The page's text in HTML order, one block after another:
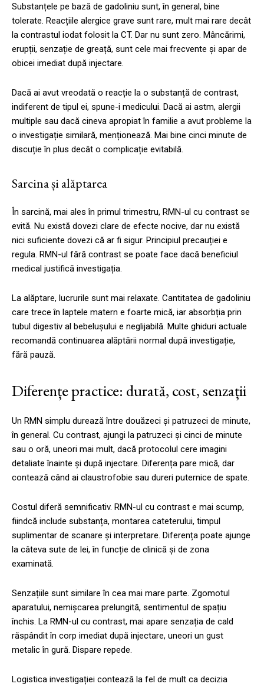
Substanțele pe bază de gadoliniu sunt, în general, bine
tolerate. Reacțiile alergice grave sunt rare, mult mai rare decât
la contrastul iodat folosit la CT. Dar nu sunt zero. Mâncărimi,
erupții, senzație de greață, sunt cele mai frecvente și apar de
obicei imediat după injectare.
Dacă ai avut vreodată o reacție la o substanță de contrast,
indiferent de tipul ei, spune-i medicului. Dacă ai astm, alergii
multiple sau dacă cineva apropiat în familie a avut probleme la
o investigație similară, menționează. Mai bine cinci minute de
discuție în plus decât o complicație evitabilă.
Sarcina și alăptarea
În sarcină, mai ales în primul trimestru, RMN-ul cu contrast se
evită. Nu există dovezi clare de efecte nocive, dar nu există
nici suficiente dovezi că ar fi sigur. Principiul precauției e
regula. RMN-ul fără contrast se poate face dacă beneficiul
medical justifică investigația.
La alăptare, lucrurile sunt mai relaxate. Cantitatea de gadoliniu
care trece în laptele matern e foarte mică, iar absorbția prin
tubul digestiv al bebelușului e neglijabilă. Multe ghiduri actuale
recomandă continuarea alăptării normal după investigație,
fără pauză.
Diferențe practice: durată, cost, senzații
Un RMN simplu durează între douăzeci și patruzeci de minute,
în general. Cu contrast, ajungi la patruzeci și cinci de minute
sau o oră, uneori mai mult, dacă protocolul cere imagini
detaliate înainte și după injectare. Diferența pare mică, dar
contează când ai claustrofobie sau dureri puternice de spate.
Costul diferă semnificativ. RMN-ul cu contrast e mai scump,
fiindcă include substanța, montarea cateterului, timpul
suplimentar de scanare și interpretare. Diferența poate ajunge
la câteva sute de lei, în funcție de clinică și de zona
examinată.
Senzațiile sunt similare în cea mai mare parte. Zgomotul
aparatului, nemișcarea prelungită, sentimentul de spațiu
închis. La RMN-ul cu contrast, mai apare senzația de cald
răspândit în corp imediat după injectare, uneori un gust
metalic în gură. Dispare repede.
Logistica investigației contează la fel de mult ca decizia